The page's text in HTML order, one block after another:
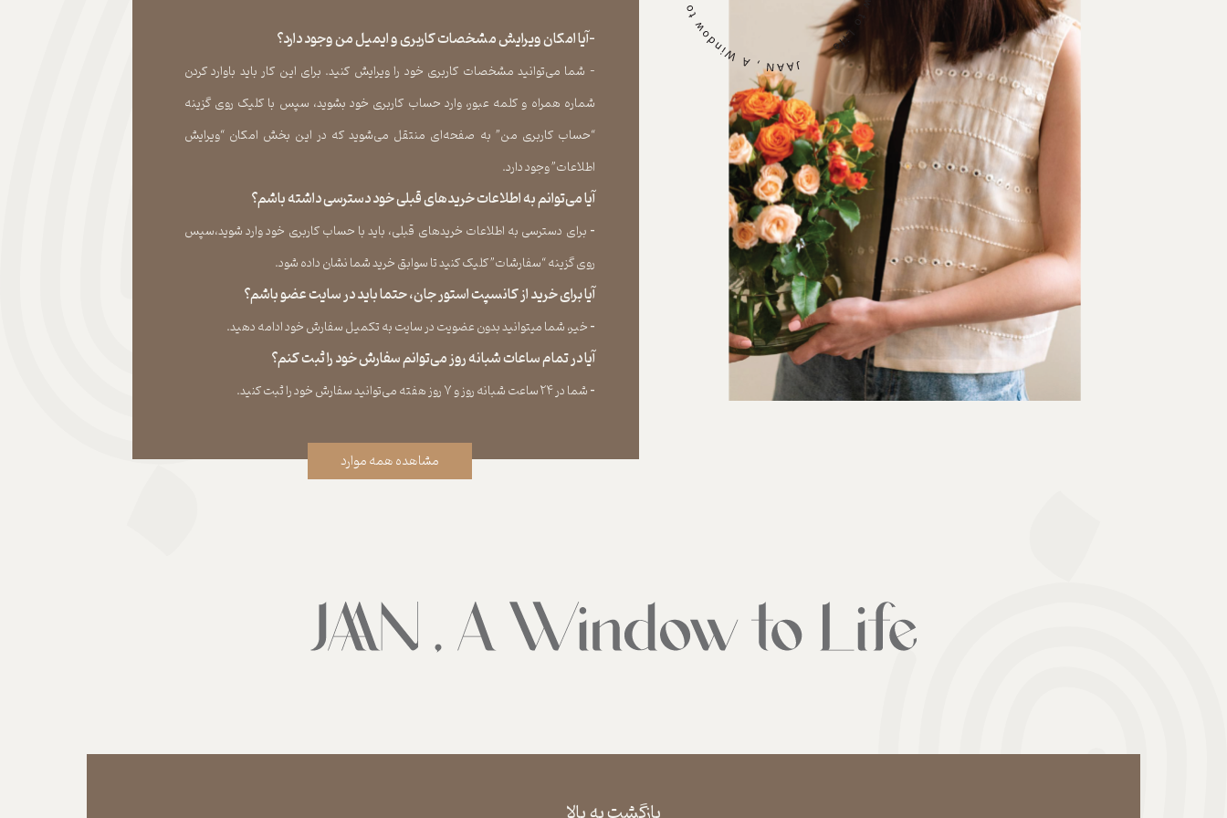
-آیا امکان ویرایش مشخصات کاربری و ایمیل من وجود دارد؟
- شما می‏‌توانید مشخصات کاربری خود را ویرایش کنید. برای این کار باید باوارد کردن
شماره همراه و کلمه عبور، وارد حساب کاربری خود بشوید، سپس با کلیک روی گزینه
“حساب کاربری من” به صفحه‏‌ای منتقل می‏‌شوید که در این بخش امکان “ویرایش
اطلاعات” وجود دارد.​​​​​​​
آیا می‌‏توانم به اطلاعات خریدهای قبلی خود دسترسی داشته باشم؟
​​​​​​​- برای دسترسی به اطلاعات خریدهای قبلی، باید با حساب کاربری خود وارد شوید،سپس
روی گزینه “سفارشات” کلیک کنید تا سوابق خرید شما نشان داده ‏شود.​​​​​​​
آیا برای خرید از کانسپت استور جان، حتما باید در سایت عضو باشم؟
​​​​​​​- خیر، شما میتوانید بدون عضویت در سایت به تکمیل سفارش خود ادامه دهید.​​​​​​​
آیا در تمام ساعات شبانه روز می‌توانم سفارش خود را ثبت کنم؟
​​​​​​​​​​​​​​- شما در ۲۴ ساعت شبانه روز و ۷ روز هفته می‌‏توانید سفارش خود را ثبت کنید.
مشاهده همه موارد